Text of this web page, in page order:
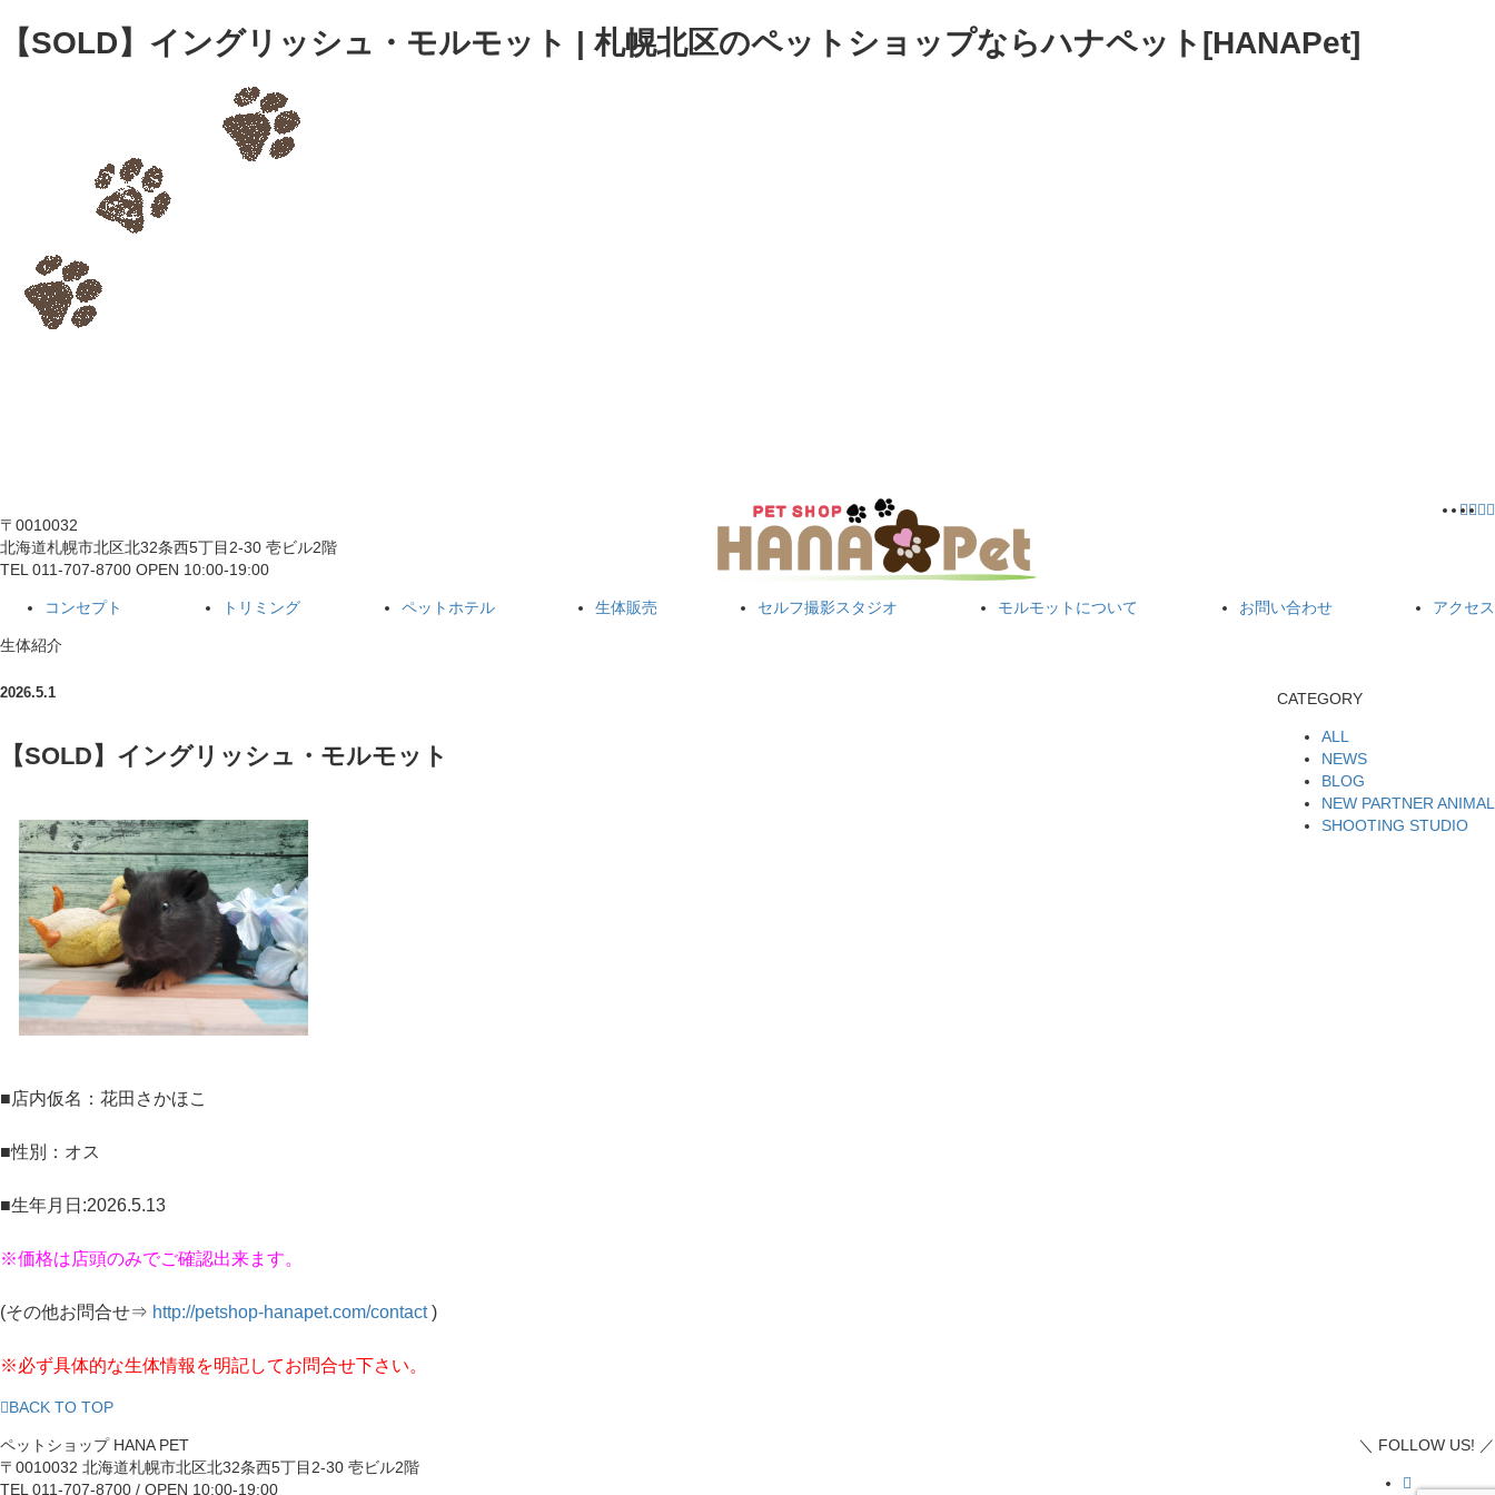
【SOLD】イングリッシュ・モルモット | 札幌北区のペットショップならハナペット[HANAPet]
〒0010032
北海道札幌市北区北32条西5丁目2-30 壱ビル2階
TEL 011-707-8700 OPEN 10:00-19:00
コンセプト トリミング ペットホテル 生体販売 セルフ撮影スタジオ モルモットについて お問い合わせ アクセス
生体紹介
2026.5.1
【SOLD】イングリッシュ・モルモット
■店内仮名：花田さかほこ
■性別：オス
■生年月日:2026.5.13
※価格は店頭のみでご確認出来ます。
(その他お問合せ⇒ http://petshop-hanapet.com/contact)
※必ず具体的な生体情報を明記してお問合せ下さい。
CATEGORY
ALL
NEWS
BLOG
NEW PARTNER ANIMAL
SHOOTING STUDIO
BACK TO TOP
ペットショップ HANA PET
〒0010032 北海道札幌市北区北32条西5丁目2-30 壱ビル2階
TEL 011-707-8700 / OPEN 10:00-19:00
＼ FOLLOW US! ／